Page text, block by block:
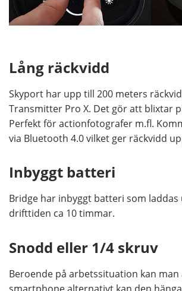
Lång räckvidd
Skyport har upp till 200 meters
Transmitter Pro X. Det gör att blixtar
Perfekt för actionfotografer m.fl.
via Bluetooth 4.0 vilket ger räckvidd
Inbyggt batteri
Bridge har inbyggt batteri som
drifttiden ca 10 timmar.
Snodd eller 1/4 skruv
Beroende på arbetssituation kan
smartphone alternativt kan den